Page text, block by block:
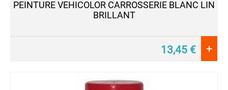
PEINTURE VEHICOLOR CARROSSERIE BLANC LIN
BRILLANT
13,45 € +